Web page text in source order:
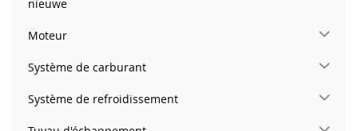
nieuwe
Moteur
Système de carburant
Système de refroidissement